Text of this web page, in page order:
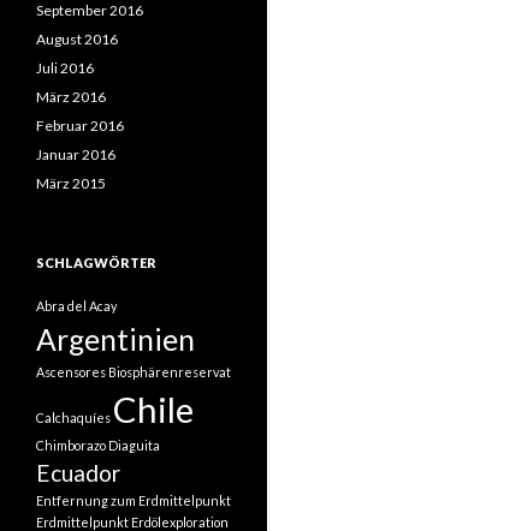
September 2016
August 2016
Juli 2016
März 2016
Februar 2016
Januar 2016
März 2015
SCHLAGWÖRTER
Abra del Acay
Argentinien
Ascensores Biosphärenreservat
Calchaquíes Chile
Chimborazo Diaguita
Ecuador
Entfernung zum Erdmittelpunkt
Erdmittelpunkt Erdölexploration